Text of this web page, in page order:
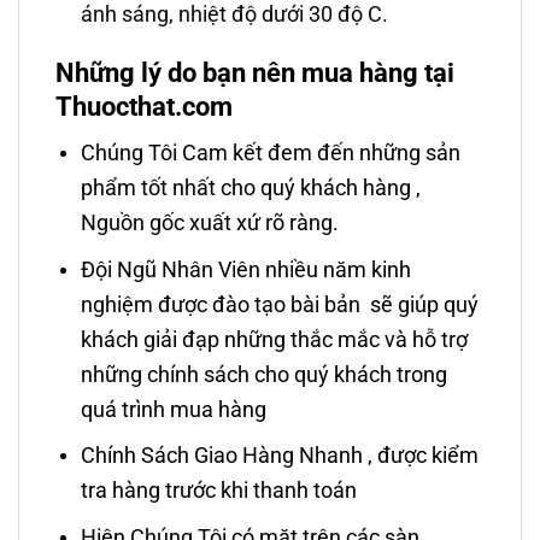
ánh sáng, nhiệt độ dưới 30 độ C.
Những lý do bạn nên mua hàng tại
Thuocthat.com
Chúng Tôi Cam kết đem đến những sản
phẩm tốt nhất cho quý khách hàng ,
Nguồn gốc xuất xứ rõ ràng.
Đội Ngũ Nhân Viên nhiều năm kinh
nghiệm được đào tạo bài bản sẽ giúp quý
khách giải đạp những thắc mắc và hỗ trợ
những chính sách cho quý khách trong
quá trình mua hàng
Chính Sách Giao Hàng Nhanh , được kiểm
tra hàng trước khi thanh toán